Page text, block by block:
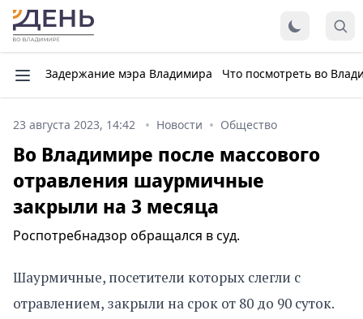
Задержание мэра Владимира Что посмотреть во
23 августа 2023, 14:42 Новости Общество
Во Владимире после массового
отравления шаурмичные
закрыли на 3 месяца
Роспотребнадзор обращался в суд.
Шаурмичные, посетители которых слегли с
отравлением, закрыли на срок от 80 до 90 суток.